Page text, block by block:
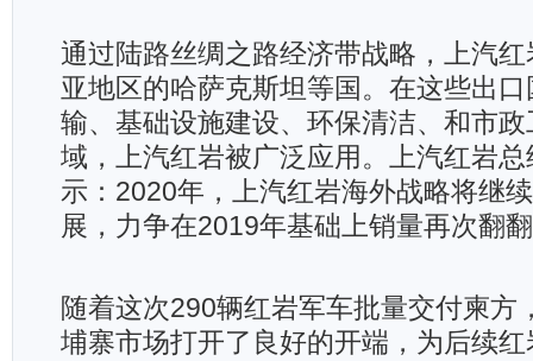
通过陆路丝绸之路经济带战略，上汽
亚地区的哈萨克斯坦等国。在这些出
输、基础设施建设、环保清洁、和市
域，上汽红岩被广泛应用。上汽红岩
示：2020年，上汽红岩海外战略将继
展，力争在2019年基础上销量再次翻
随着这次290辆红岩军车批量交付柬方
埔寨市场打开了良好的开端，为后续